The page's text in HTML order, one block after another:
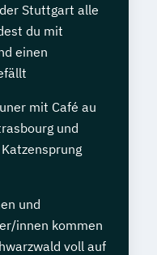
in Fachrichtung
in mit
Fachrichtung
Stuttgart alle
du mit
einen
mit Café au
und
und
innen kommen
voll auf